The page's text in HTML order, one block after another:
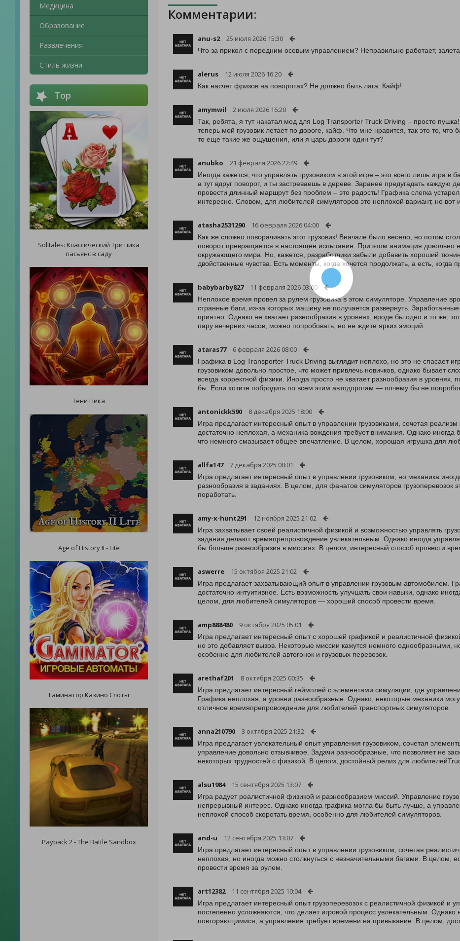
Медицина
Образование
Развлечения
Стиль жизни
Top
Solitales: Классический Три пика
пасьянс в саду
Тени Пика
Age of History II - Lite
Гаминатор Казино Слоты
Payback 2 - The Battle Sandbox
Комментарии:
anu-s2 25 июля 2026 15:30
Что за прикол с передним осевым управлением? Неправильно работает,
alerus 12 июля 2026 16:20
Как насчет фризов на поворотах? Не должно быть лага. Кайф!
amymwil 2 июля 2026 16:20
Так, ребята, я тут накатал мод для Log Transporter Truck Driving – просто
теперь мой грузовик летает по дороге, кайф. Что мне нравится, так это то, что
то еще такие же ощущения, или я царь дороги один тут?
anubko 21 февраля 2026 22:49
Иногда кажется, что управлять грузовиком в этой игре – это всего лишь игра
а тут вдруг поворот, и ты застреваешь в дереве. Заранее предугадать каждую
провести длинный маршрут без проблем – это радость! Графика слегка
интересно. Словом, для любителей симуляторов это неплохой вариант, но вот
atasha2531290 16 февраля 2026 04:00
Как же сложно поворачивать этот грузовик! Вначале было весело, но потом
поворот превращается в настоящее испытание. При этом анимация довольно
окружающего мира. Но, кажется, разработчики забыли добавить хороший
двойственные чувства. Есть моменты, когда хочется продолжать, а есть, когда
babybarby827 11 февраля 2026 03:00
Неплохое время провел за рулем грузовика в этом симуляторе. Управление
странные баги, из-за которых машину не получается развернуть.
приятно. Однако не хватает разнообразия в уровнях, вроде бы одно и то же,
пару вечерних часов, можно попробовать, но не ждите ярких эмоций.
ataras77 6 февраля 2026 08:00
Графика в Log Transporter Truck Driving выглядит неплохо, но это не спасает
грузовиком довольно простое, что может привлечь новичков, однако бывает
всегда корректной физики. Иногда просто не хватает разнообразия в уровнях,
бы. Если хотите побродить по всем этим автодорогам — почему бы не
antonickk590 8 декабря 2025 18:00
Игра предлагает интересный опыт в управлении грузовиками, сочетая
достаточно неплохая, а механика вождения требует внимания. Однако
что немного смазывает общее впечатление. В целом, хорошая игрушка для
allfa147 7 декабря 2025 00:01
Игра предлагает интересный опыт в управлении грузовиком, но механика
разнообразия в заданиях. В целом, для фанатов симуляторов грузоперевозок
поработать.
amy-x-hunt291 12 ноября 2025 21:02
Игра захватывает своей реалистичной физикой и возможностью управлять
задания делают времяпрепровождение увлекательным. Однако иногда
бы больше разнообразия в миссиях. В целом, интересный способ провести
aswerre 15 октября 2025 21:02
Игра предлагает захватывающий опыт в управлении грузовым автомобилем.
достаточно интуитивное. Есть возможность улучшать свои навыки, однако
целом, для любителей симуляторов — хороший способ провести время.
amp888480 9 октября 2025 05:01
Игра предлагает интересный опыт с хорошей графикой и реалистичной
но это добавляет вызов. Некоторые миссии кажутся немного однообразными,
особенно для любителей автогонок и грузовых перевозок.
arethaf201 8 октября 2025 00:35
Игра предлагает интересный геймплей с элементами симуляции, где
Графика неплохая, а уровни разнообразные. Однако, некоторые механики
отличное времяпрепровождение для любителей транспортных симуляторов.
anna210790 3 октября 2025 21:32
Игра предлагает увлекательный опыт управления грузовиком, сочетая
управление довольно отзывчивое. Задачи разнообразные, что позволяет не
некоторых трудностей с физикой. В целом, достойный релиз для
alsu1984 15 сентября 2025 13:07
Игра радует реалистичной физикой и разнообразием миссий. Управление
непрерывный интерес. Однако иногда графика могла бы быть лучше, а
неплохой способ скоротать время, особенно для любителей симуляторов.
and-u 12 сентября 2025 13:07
Игра предлагает интересный опыт в управлении грузовиком, сочетая
неплохая, но иногда можно столкнуться с незначительными багами. В целом,
провести время за рулем.
art12382 11 сентября 2025 10:04
Игра предлагает интересный опыт грузоперевозок с реалистичной физикой и
постепенно усложняются, что делает игровой процесс увлекательным. Однако
повторяющимися, а управление требует времени на привыкание. В целом,